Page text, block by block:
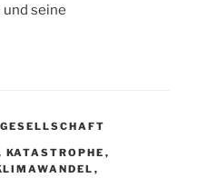
seine
KATASTROPHE ,
,